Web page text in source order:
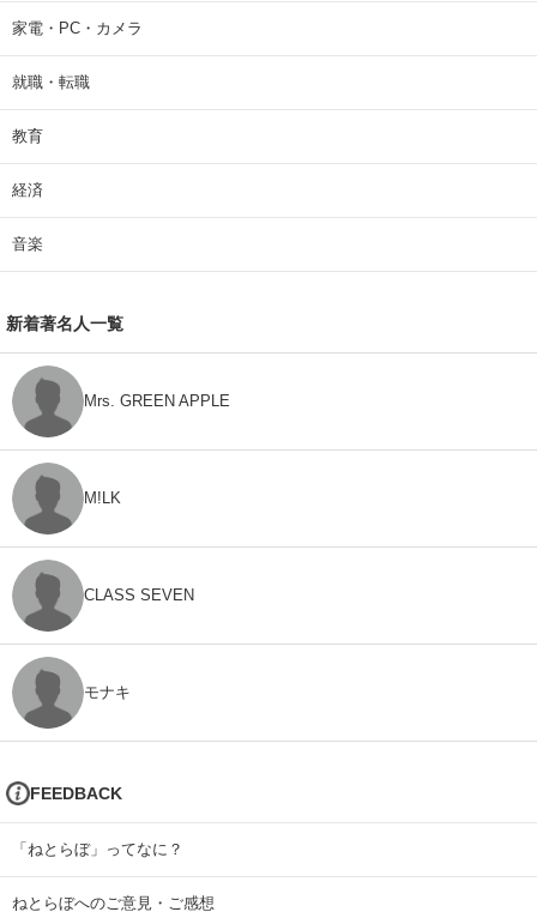
家電・PC・カメラ
就職・転職
教育
経済
音楽
新着著名人一覧
Mrs. GREEN APPLE
M!LK
CLASS SEVEN
モナキ
FEEDBACK
「ねとらぼ」ってなに？
ねとらぼへのご意見・ご感想